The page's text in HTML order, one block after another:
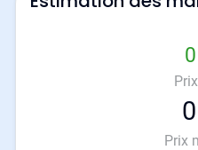
Prix